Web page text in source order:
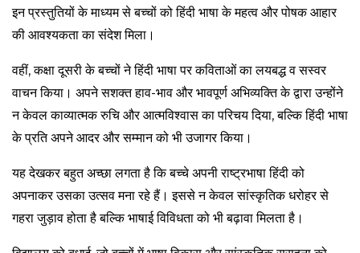
इन प्रस्तुतियों के माध्यम से बच्चों को हिंदी भाषा के महत्व और पोषक आहार
की आवश्यकता का संदेश मिला।
वहीं, कक्षा दूसरी के बच्चों ने हिंदी भाषा पर कविताओं का लयबद्ध व सस्वर
वाचन किया। अपने सशक्त हाव-भाव और भावपूर्ण अभिव्यक्ति के द्वारा उन्होंने
न केवल काव्यात्मक रुचि और आत्मविश्वास का परिचय दिया, बल्कि हिंदी भाषा
के प्रति अपने आदर और सम्मान को भी उजागर किया।
यह देखकर बहुत अच्छा लगता है कि बच्चे अपनी राष्ट्रभाषा हिंदी को
अपनाकर उसका उत्सव मना रहे हैं। इससे न केवल सांस्कृतिक धरोहर से
गहरा जुड़ाव होता है बल्कि भाषाई विविधता को भी बढ़ावा मिलता है।